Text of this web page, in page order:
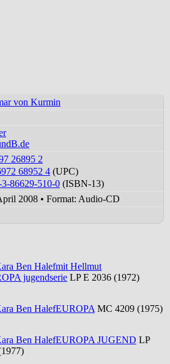
von Kurmin
26895 2
68952 4 (UPC)
86629-510-0 (ISBN-13)
2008 • Format: Audio-CD
Ben Halefmit Hellmut
jugendserie LP E 2036 (1972)
Ben HalefEUROPA MC 4209 (1975)
Ben HalefEUROPA JUGEND LP